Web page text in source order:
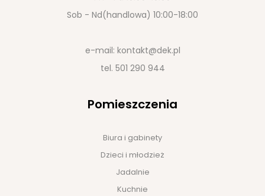
Sob - Nd(handlowa) 10:00-18:00
e-mail: kontakt@dek.pl
tel. 501 290 944
Pomieszczenia
Biura i gabinety
Dzieci i młodzież
Jadalnie
Kuchnie